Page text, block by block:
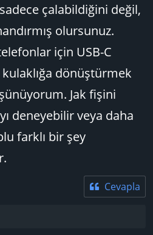
sadece çalabildiğini değil,
olursunuz.
için USB-C
dönüştürmek
Jak fişini
deneyebilir veya daha
farklı bir şey
Cevapla